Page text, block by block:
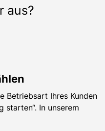
aus?
Betriebsart Ihres Kunden
starten“. In unserem